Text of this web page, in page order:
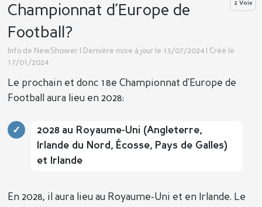
2 Voix
Championnat d’Europe de
Football?
Info de NewShower | Dernière mise à jour le 15/07/2024 | Créé le
17/01/2024
Le prochain et donc 18e Championnat d’Europe de
Football aura lieu en 2028:
2028 au Royaume-Uni (Angleterre,
Irlande du Nord, Écosse, Pays de Galles)
et Irlande
En 2028, il aura lieu au Royaume-Uni et en Irlande. Le